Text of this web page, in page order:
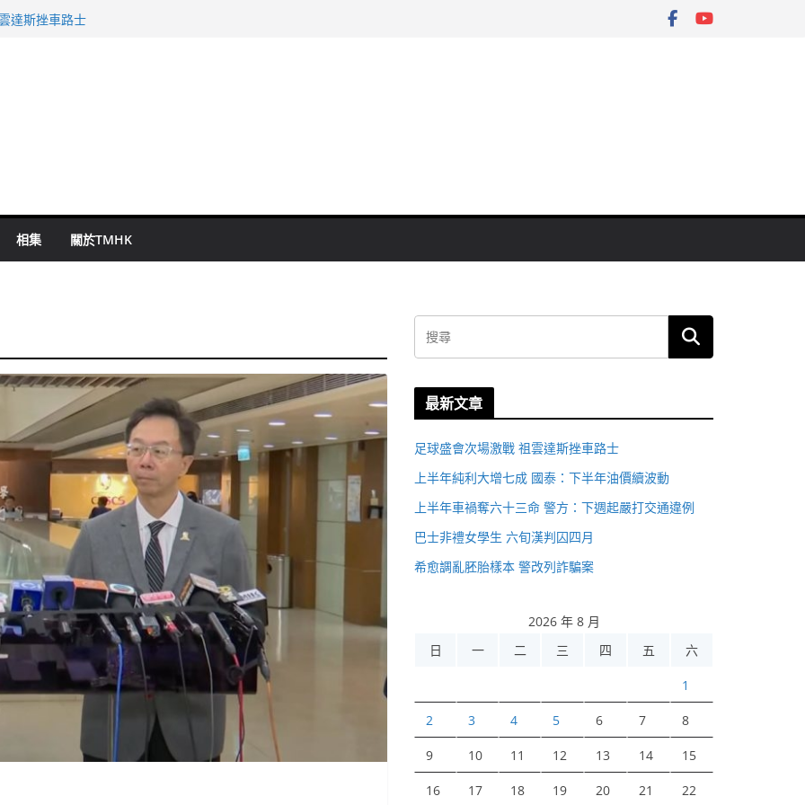
列詐騙案
達斯挫車路士
相集 關於TMHK
最新文章
足球盛會次場激戰 祖雲達斯挫車路士
上半年純利大增七成 國泰：下半年油價續波動
上半年車禍奪六十三命 警方：下週起嚴打交通違例
巴士非禮女學生 六旬漢判囚四月
希愈調亂胚胎樣本 警改列詐騙案
2026 年 8 月
日
一 二 三 四 五 六
1
2 3 4 5 6 7 8
9 10 11 12 13 14 15
16 17 18 19 20 21 22